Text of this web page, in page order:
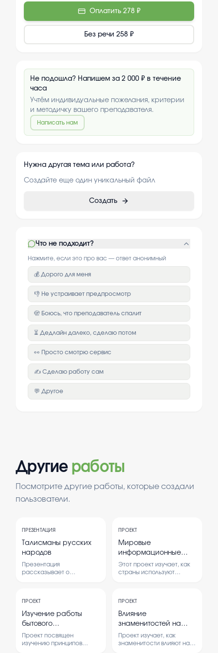
Оплатить 278 ₽
Без речи 258 ₽
Не подошла? Напишем за 2 000 ₽ в течение
часа
Учтём индивидуальные пожелания, критерии
и методичку вашего преподавателя.
Написать нам
Нужна другая тема или работа?
Создайте еще один уникальный файл
Создать
Что не подходит?
Нажмите, если это про вас — ответ анонимный
💰 Дорого для меня
👎 Не устраивает предпросмотр
🫣 Боюсь, что преподаватель спалит
⏳ Дедлайн далеко, сделаю потом
👀 Просто смотрю сервис
✍️ Сделаю работу сам
💬 Другое
Другие работы
Посмотрите другие работы, которые создали
пользователи.
ПРЕЗЕНТАЦИЯ
Талисманы русских
народов
Презентация
рассказывает о
привлечения удачи.
Рассматриваются их
символы, значения и
особенности
использования в
традициях. В конце
ПРОЕКТ
Мировые
информационные
войны
Этот проект изучает, как
страны используют
отношения.
Рассматриваются методы
информационных войн.
ПРОЕКТ
Изучение работы
бытового
холодильника
Проект посвящен
изучению принципов
ПРОЕКТ
Влияние
знаменитостей на
современных
подростков
Проект изучает, как
знаменитости влияют на